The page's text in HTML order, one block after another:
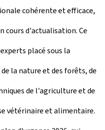
cohérente et efficace,
cours d'actualisation. Ce
placé sous la
la nature et des forêts, de
de l'agriculture et de
vétérinaire et alimentaire.